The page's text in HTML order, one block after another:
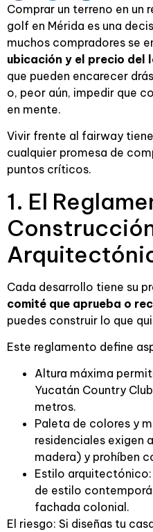
Comprar un terreno en un
golf en Mérida es una
muchos compradores se
ubicación y el precio del
que pueden encarecer
o, peor aún, impedir que
en mente.
Vivir frente al fairway
cualquier promesa de
puntos críticos.
1. El
Cada desarrollo tiene su
comité que aprueba o
puedes construir lo que
Este reglamento define
Altura máxima
Yucatán Country
metros.
Paleta de colores y
residenciales exigen
madera) y prohíben
Estilo arquitectónico:
de estilo
fachada colonial.
El riesgo: Si diseñas tu